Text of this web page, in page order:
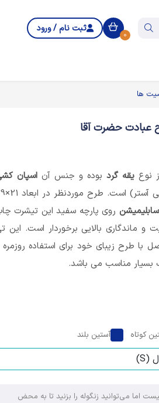
0
ثبت نام / ورود
ها
عبادت حضرت آقا
نوع یقه گرد بوده و جنس آناسپان
(80% پنبه و 20%
سابلیمیشنروی پارچه سفید این تیشرت
و ماندگاری بالایی برخوردار است. این
با طرح زیبای خود برای استفاده روزمره
مناسب می باشد.
کوتاه آستین بلند
اما می‌توانید زنگوله را بزنید تا به محض